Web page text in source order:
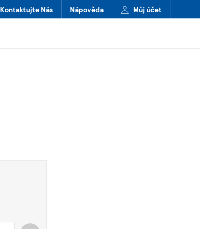
Kontaktujte Nás Nápověda Můj účet